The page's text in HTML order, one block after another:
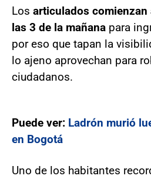
Los articulados comienzan
las 3 de la mañana para
por eso que tapan la
lo ajeno aprovechan para
ciudadanos.
Puede ver: Ladrón murió
en Bogotá
Uno de los habitantes